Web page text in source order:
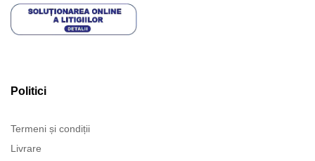
Politici
Termeni și condiții
Livrare